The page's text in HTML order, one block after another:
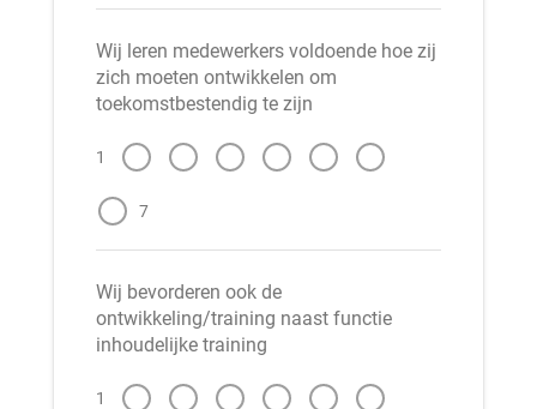
Wij leren medewerkers voldoende hoe zij
zich moeten ontwikkelen om
toekomstbestendig te zijn
1
7
Wij bevorderen ook de
ontwikkeling/training naast functie
inhoudelijke training
1